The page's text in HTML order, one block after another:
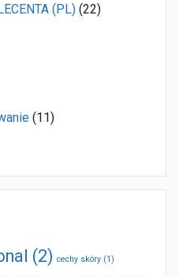
(PL) (22)
(11)
(2) cechy skóry (1)